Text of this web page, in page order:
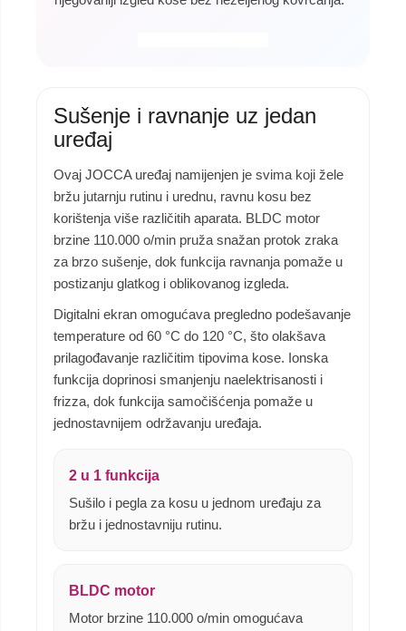
Sušenje i ravnanje uz jedan
uređaj
Ovaj JOCCA uređaj namijenjen je svima koji žele
bržu jutarnju rutinu i urednu, ravnu kosu bez
korištenja više različitih aparata. BLDC motor
brzine 110.000 o/min pruža snažan protok zraka
za brzo sušenje, dok funkcija ravnanja pomaže u
postizanju glatkog i oblikovanog izgleda.
Digitalni ekran omogućava pregledno podešavanje
temperature od 60 °C do 120 °C, što olakšava
prilagođavanje različitim tipovima kose. Ionska
funkcija doprinosi smanjenju naelektrisanosti i
frizza, dok funkcija samočišćenja pomaže u
jednostavnijem održavanju uređaja.
2 u 1 funkcija
Sušilo i pegla za kosu u jednom uređaju za
bržu i jednostavniju rutinu.
BLDC motor
Motor brzine 110.000 o/min omogućava